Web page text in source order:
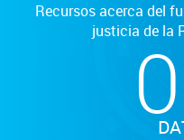
Recursos acerca del
justicia de la